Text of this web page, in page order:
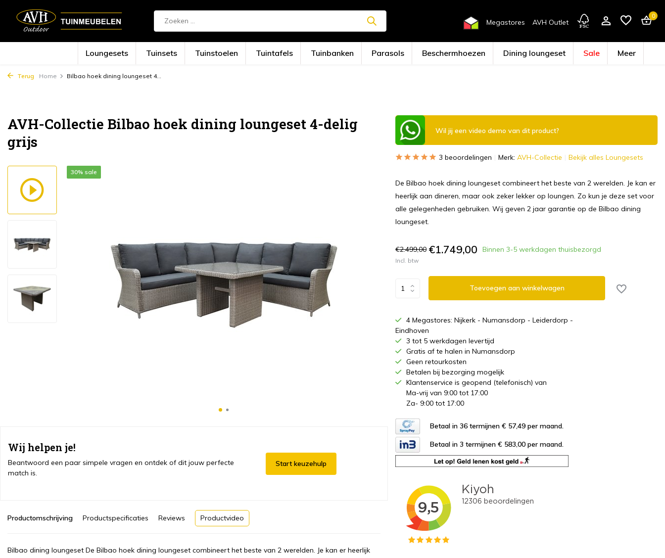
Megastores AVH Outlet
0
Loungesets Tuinsets Tuinstoelen Tuintafels Tuinbanken Parasols Beschermhoezen Dining loungeset Sale Meer
Terug Home Bilbao hoek dining loungeset 4...
AVH-Collectie Bilbao hoek dining loungeset 4-delig
grijs
30% sale
Wij helpen je!
Beantwoord een paar simpele vragen en ontdek of dit jouw perfecte
match is.
Start keuzehulp
Productomschrijving Productspecificaties Reviews Productvideo
Bilbao dining loungeset De Bilbao hoek dining loungeset combineert het beste van 2 werelden. Je kan er heerlijk
Wil jij een video demo van dit product?
3 beoordelingen Merk: AVH-Collectie Bekijk alles Loungesets
De Bilbao hoek dining loungeset combineert het beste van 2 werelden. Je kan er
heerlijk aan dineren, maar ook zeker lekker op loungen. Zo kun je deze set voor
alle gelegenheden gebruiken. Wij geven 2 jaar garantie op de Bilbao dining
loungeset.
€2.499,00 €1.749,00 Binnen 3-5 werkdagen thuisbezorgd
Incl. btw
Toevoegen aan winkelwagen
4 Megastores: Nijkerk - Numansdorp - Leiderdorp -
Eindhoven
3 tot 5 werkdagen levertijd
Gratis af te halen in Numansdorp
Geen retourkosten
Betalen bij bezorging mogelijk
Klantenservice is geopend (telefonisch) van
Ma-vrij van 9:00 tot 17:00
Za- 9:00 tot 17:00
Betaal in 36 termijnen € 57,49 per maand.
Betaal in 3 termijnen € 583,00 per maand.